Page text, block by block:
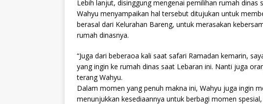
Lebih lanjut, disinggung mengenai pemilihan rumah dinas
Wahyu menyampaikan hal tersebut ditujukan untuk
berasal dari Kelurahan Bareng, untuk merasakan
rumah dinasnya.
“Juga dari beberaoa kali saat safari Ramadan kemarin,
yang ingin ke rumah dinas saat Lebaran ini. Nanti juga
terang Wahyu.
Dalam momen yang penuh makna ini, Wahyu juga ingin
menunjukkan kesediaannya untuk berbagi momen